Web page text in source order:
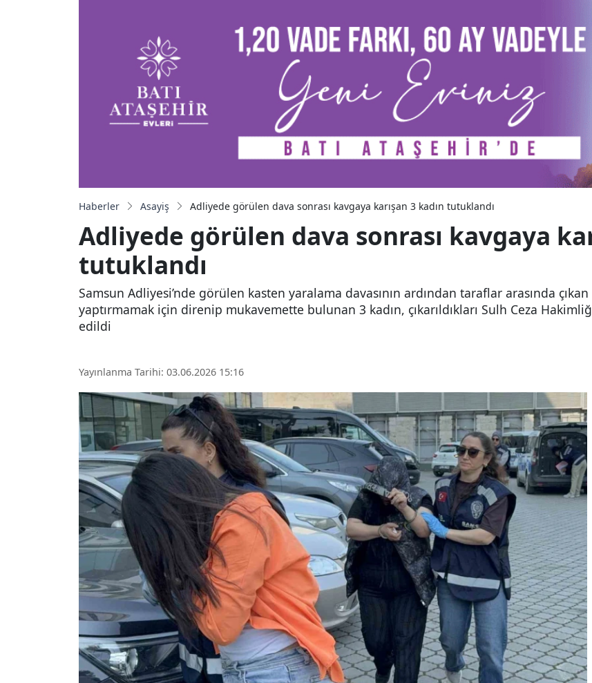
Haberler Asayiş Adliyede görülen dava sonrası kavgaya karışan 3 kadın tutuklandı
Adliyede görülen dava sonrası kavgaya
tutuklandı
Samsun Adliyesi’nde görülen kasten yaralama davasının ardından taraflar arasında
yaptırmamak için direnip mukavemette bulunan 3 kadın, çıkarıldıkları Sulh Ceza
edildi
Yayınlanma Tarihi: 03.06.2026 15:16